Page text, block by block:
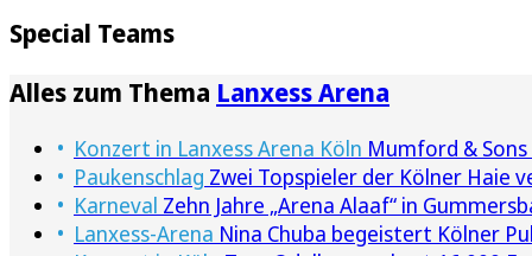
Special Teams
Alles zum Thema Lanxess Arena
Konzert in Lanxess Arena Köln Mumford &
Paukenschlag Zwei Topspieler der Kölner Haie
Karneval Zehn Jahre „Arena Alaaf“ in
Lanxess-Arena Nina Chuba begeistert Kölner